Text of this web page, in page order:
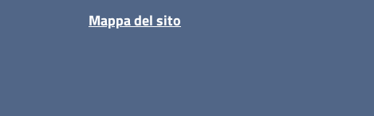
Mappa del sito